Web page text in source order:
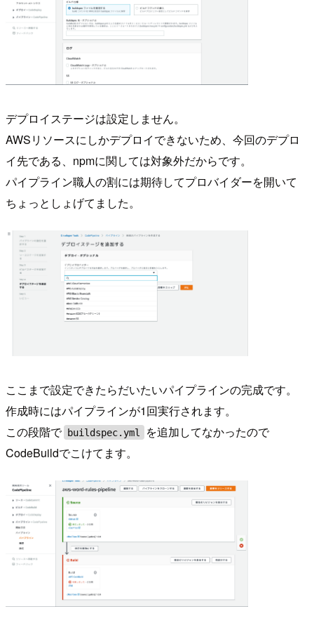
デプロイステージは設定しません。
AWSリソースにしかデプロイできないため、今回のデプロ
イ先である、npmに関しては対象外だからです。
パイプライン職人の割には期待してプロバイダーを開いて
ちょっとしょげてました。
ここまで設定できたらだいたいパイプラインの完成です。
作成時にはパイプラインが1回実行されます。
この段階で buildspec.yml
を追加してなかったので
CodeBuildでこけてます。